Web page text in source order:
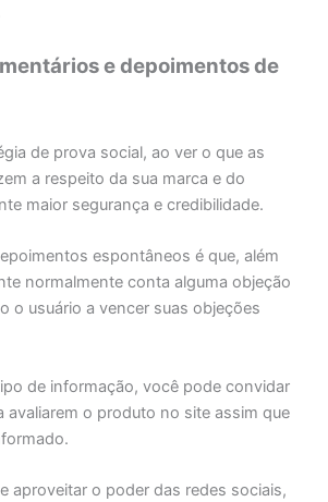
e depoimentos de
de prova social, ao ver o que as
a respeito da sua marca e do
maior segurança e credibilidade.
espontâneos é que, além
normalmente conta alguma objeção
o usuário a vencer suas objeções
de informação, você pode convidar
avaliarem o produto no site assim que
aproveitar o poder das redes sociais,